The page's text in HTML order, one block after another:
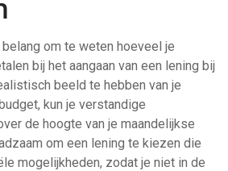
om te weten hoeveel je
bij het aangaan van een lening bij
beeld te hebben van je
kun je verstandige
de hoogte van je maandelijkse
om een lening te kiezen die
mogelijkheden, zodat je niet in de